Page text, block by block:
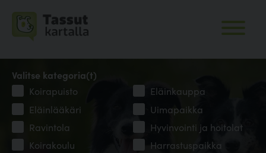
Valitse kategoria(t)
Koirapuisto
Eläinkauppa
Eläinlääkäri
Uimapaikka
Ravintola
Hyvinvointi ja hoitolat
Koirakoulu
Harrastuspaikka